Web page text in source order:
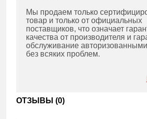
Мы продаем только
товар и только от официальных
поставщиков, что означает
качества от производителя и
обслуживание
без всяких проблем.
ОТЗЫВЫ (0)